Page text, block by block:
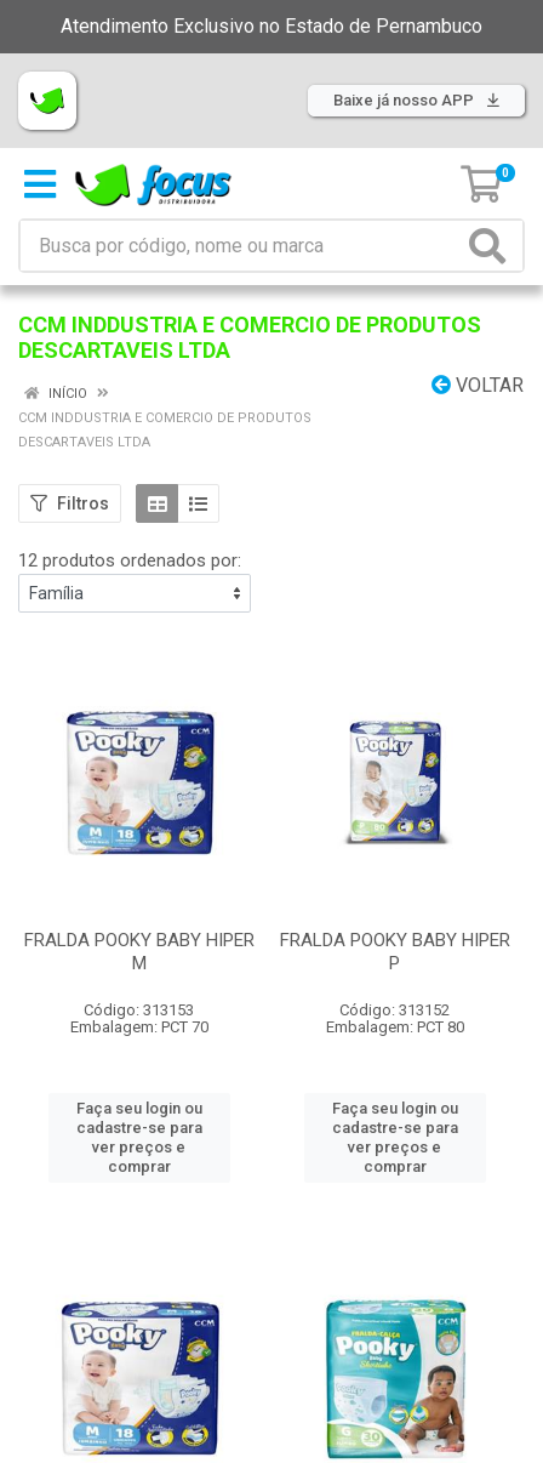
Atendimento Exclusivo no Estado de Pernambuco
Baixe já nosso APP
0
CCM INDDUSTRIA E COMERCIO DE PRODUTOS
DESCARTAVEIS LTDA
VOLTAR
INÍCIO
CCM INDDUSTRIA E COMERCIO DE PRODUTOS
DESCARTAVEIS LTDA
Filtros
12 produtos ordenados por:
FRALDA POOKY BABY HIPER
M
Código: 313153
Embalagem: PCT 70
Faça seu login ou
cadastre-se para
ver preços e
comprar
FRALDA POOKY BABY HIPER
P
Código: 313152
Embalagem: PCT 80
Faça seu login ou
cadastre-se para
ver preços e
comprar